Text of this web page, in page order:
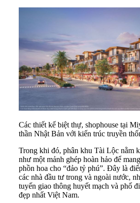
Các thiết kế biệt thự, shophouse tại
thần Nhật Bản với kiến trúc truyền
Trong khi đó, phân khu Tài Lộc nằm
như một mảnh ghép hoàn hảo để
phồn hoa cho “đảo tỷ phú”. Đây là
các nhà đầu tư trong và ngoài nước,
tuyến giao thông huyết mạch và phố
đẹp nhất Việt Nam.